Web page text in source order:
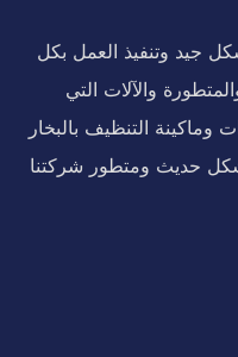
جيد وتنفيذ العمل بكل
والآلات التي
التنظيف بالبخار
حديث ومتطور شركتنا